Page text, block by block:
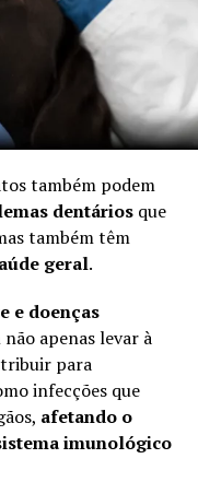
também podem
dentáriosque
também têm
geral.
e doenças
apenas levar à
para
infecções que
afetando o
imunológico